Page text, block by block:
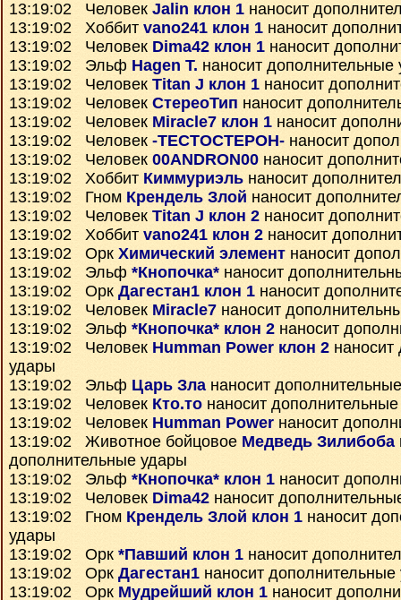
13:19:02 Человек Jalin клон 1 наносит
13:19:02 Хоббит vano241 клон 1 наносит
13:19:02 Человек Dima42 клон 1 наносит
13:19:02 Эльф Hagen T. наносит дополнительные
13:19:02 Человек Titan J клон 1 наносит
13:19:02 Человек СтереоТип наносит
13:19:02 Человек Miracle7 клон 1 наносит
13:19:02 Человек -ТЕСТОСТЕРОН- наносит
13:19:02 Человек 00ANDRON00 наносит
13:19:02 Хоббит Киммуриэль наносит
13:19:02 Гном Крендель Злой наносит
13:19:02 Человек Titan J клон 2 наносит
13:19:02 Хоббит vano241 клон 2 наносит
13:19:02 Орк Химический элемент наносит
13:19:02 Эльф *Кнопочка* наносит
13:19:02 Орк Дагестан1 клон 1 наносит
13:19:02 Человек Miracle7 наносит
13:19:02 Эльф *Кнопочка* клон 2 наносит
13:19:02 Человек Humman Power клон 2
удары
13:19:02 Эльф Царь Злананосит
13:19:02 Человек Кто.то наносит
13:19:02 Человек Humman Power наносит
13:19:02 Животное бойцовое Медведь Зилибоба
дополнительные удары
13:19:02 Эльф *Кнопочка* клон 1 наносит
13:19:02 Человек Dima42 наносит
13:19:02 Гном Крендель Злой клон 1 наносит
удары
13:19:02 Орк *Павший клон 1 наносит
13:19:02 Орк Дагестан1 наносит
13:19:02 Орк Мудрейший клон 1 наносит